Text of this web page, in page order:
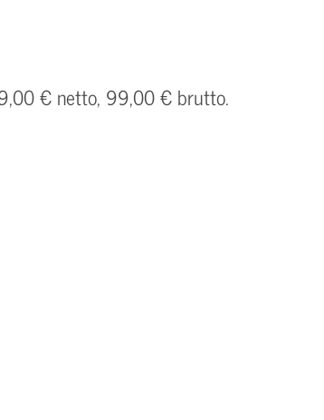
€ netto, 99,00 € brutto.